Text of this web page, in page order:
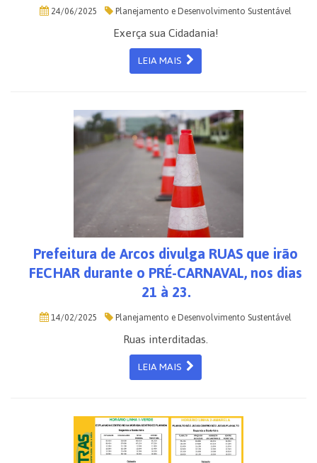
24/06/2025 Planejamento e Desenvolvimento Sustentável
Exerça sua Cidadania!
LEIA MAIS
Prefeitura de Arcos divulga RUAS que irão
FECHAR durante o PRÉ-CARNAVAL, nos dias
21 à 23.
14/02/2025 Planejamento e Desenvolvimento Sustentável
Ruas interditadas.
LEIA MAIS